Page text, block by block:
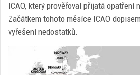
ICAO, který prověřoval přijatá opatření
Začátkem tohoto měsíce ICAO
vyřešení nedostatků.